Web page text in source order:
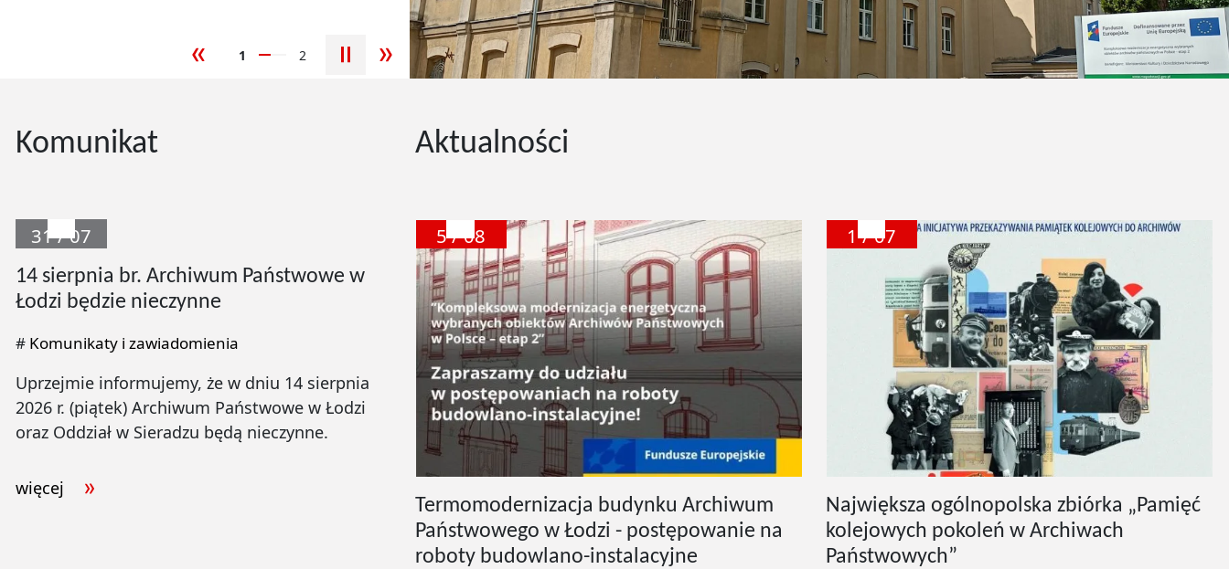
poprzedni slajd
1 2 następny slajd
Komunikat
31 / 07
14 sierpnia br. Archiwum Państwowe w
Łodzi będzie nieczynne
# Komunikaty i zawiadomienia
Uprzejmie informujemy, że w dniu 14 sierpnia
2026 r. (piątek) Archiwum Państwowe w Łodzi
oraz Oddział w Sieradzu będą nieczynne.
więcej
Aktualności
5 / 08
Termomodernizacja budynku Archiwum
Państwowego w Łodzi - postępowanie na
roboty budowlano-instalacyjne
1 / 07
Największa ogólnopolska zbiórka „Pamięć
kolejowych pokoleń w Archiwach
Państwowych”